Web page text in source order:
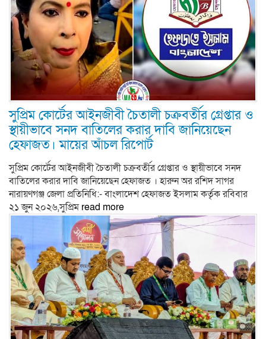
সুপ্রিম কোর্টের আইনজীবী চৈতালী চক্রবর্তীর গ্রেপ্তার ও
স্থায়ীভাবে সনদ বাতিলের করার দাবি জানিয়েছেন
হেফাজত। মায়ের আঁচল রিপোর্ট
সুপ্রিম কোর্টের আইনজীবী চৈতালী চক্রবর্তীর গ্রেপ্তার ও স্থায়ীভাবে সনদ
বাতিলের করার দাবি জানিয়েছেন হেফাজত । হারুন অর রশিদ সাগর
নারায়ণগঞ্জ জেলা প্রতিনিধি:- বাংলাদেশ হেফাজত ইসলাম কর্তৃক রবিবার
২১ জুন ২০২৬,সুপ্রিমread more